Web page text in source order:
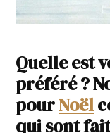
Quelle est
préféré ?
pourNoël
qui sont